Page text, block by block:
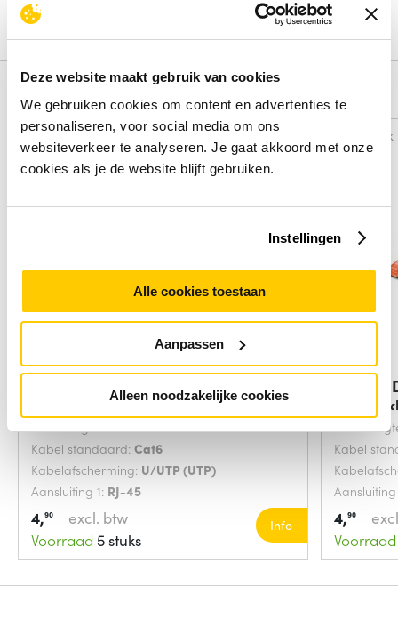
Deze website maakt gebruik van cookies
We gebruiken cookies om content en advertenties te
personaliseren, voor social media om ons
websiteverkeer te analyseren. Je gaat akkoord met onze
cookies als je de website blijft gebruiken.
Instellingen
Alle cookies toestaan
Aanpassen
Alleen noodzakelijke cookies
Schrijf een review
Alternatieven
Vergelijk
Digitus DK-1617-0025/B
netwerkkabel Blauw
Snoerlengte:0.25 Meters
Kabel standaard: Cat6
Kabelafscherming: U/UTP (UTP)
Aansluiting 1: RJ-45
4,90
excl. btw
Voorraad 5 stuks
Info
Vergelijk
Digitus
Kabel
4,90
Voorraad